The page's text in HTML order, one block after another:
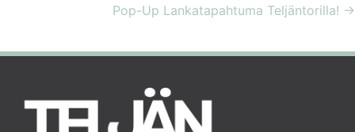
NAVIGATIONPop-Up Lankatapahtuma Teljäntorilla! →